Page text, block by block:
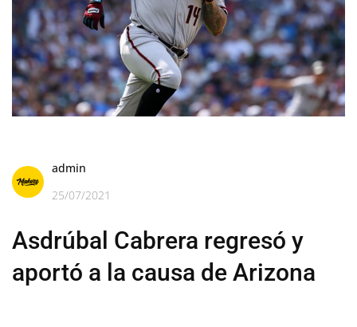
admin
25/07/2021
Asdrúbal Cabrera regresó y
aportó a la causa de Arizona